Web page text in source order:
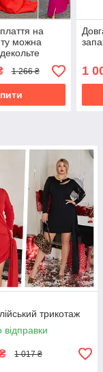
на
можна
1 266 ₴ 1
трикотаж
відправки
1 017 ₴